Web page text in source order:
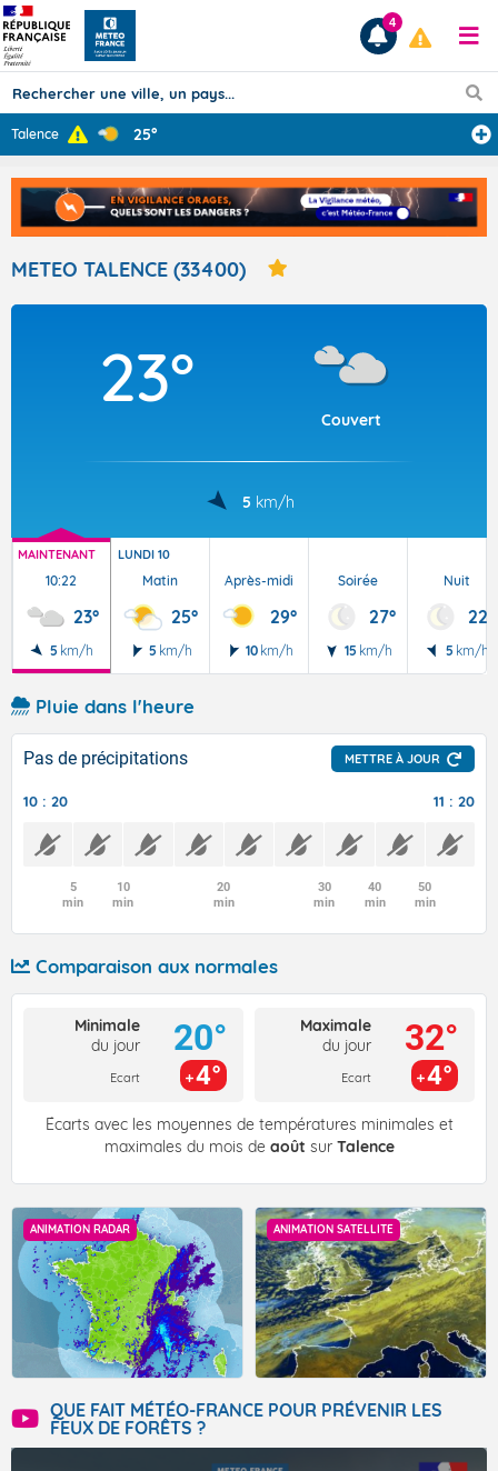
Prévisions
TOUS LES RÉSULTATS
Articles
4
Talence 25°
METEO TALENCE (33400)
23°
Couvert
5 km/h
MAINTENANT
10:22
23°
5 km/h
LUNDI 10
Matin
25°
5 km/h
Après-midi
29°
10 km/h
Soirée
27°
15 km/h
Nuit
22°
5 km/h
Pluie dans l'heure
Pas de précipitations METTRE À JOUR
10 : 20 11 : 20
5
min
10
min
20
min
30
min
40
min
50
min
Comparaison aux normales
Minimale
du jour
Ecart
20°
4°
Maximale
du jour
Ecart
32°
4°
Écarts avec les moyennes de températures minimales et
maximales du mois de août sur Talence
ANIMATION RADAR ANIMATION SATELLITE
QUE FAIT MÉTÉO-FRANCE POUR PRÉVENIR LES
FEUX DE FORÊTS ?